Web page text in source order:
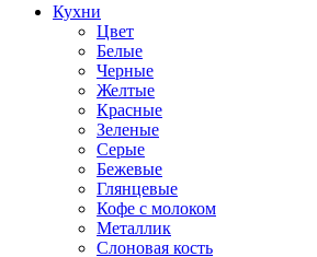
Кухни
Цвет
Белые
Черные
Желтые
Красные
Зеленые
Серые
Бежевые
Глянцевые
Кофе с молоком
Металлик
Слоновая кость